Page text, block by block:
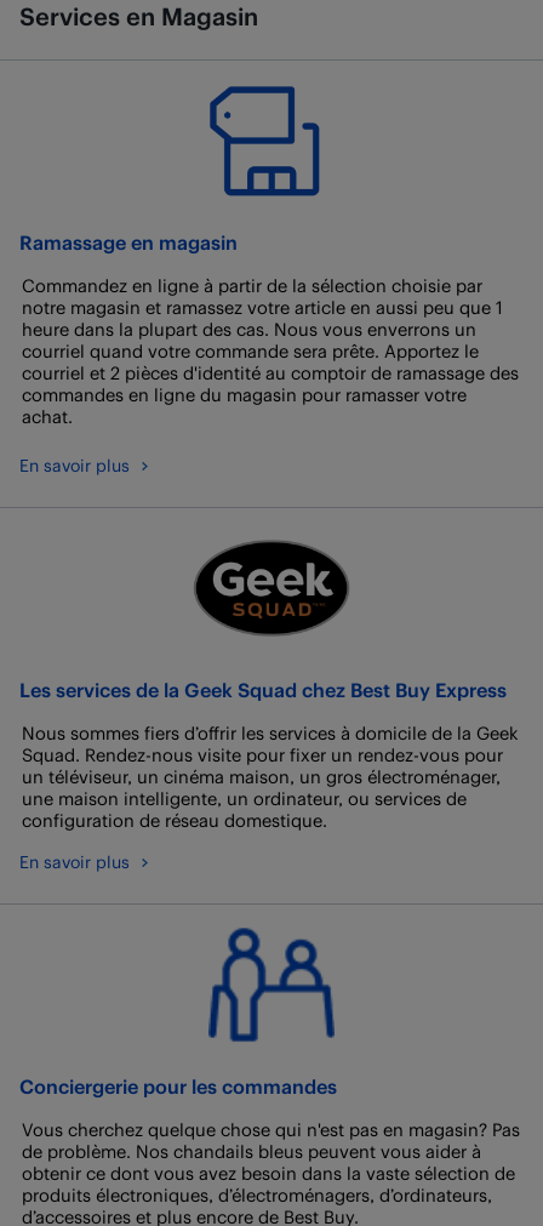
Services en Magasin
Ramassage en magasin
Commandez en ligne à partir de la sélection choisie par
notre magasin et ramassez votre article en aussi peu que 1
heure dans la plupart des cas. Nous vous enverrons un
courriel quand votre commande sera prête. Apportez le
courriel et 2 pièces d'identité au comptoir de ramassage des
commandes en ligne du magasin pour ramasser votre
achat.
En savoir plus
Les services de la Geek Squad chez Best Buy Express
Nous sommes fiers d’offrir les services à domicile de la Geek
Squad. Rendez-nous visite pour fixer un rendez-vous pour
un téléviseur, un cinéma maison, un gros électroménager,
une maison intelligente, un ordinateur, ou services de
configuration de réseau domestique.
En savoir plus
Conciergerie pour les commandes
Vous cherchez quelque chose qui n'est pas en magasin? Pas
de problème. Nos chandails bleus peuvent vous aider à
obtenir ce dont vous avez besoin dans la vaste sélection de
produits électroniques, d’électroménagers, d’ordinateurs,
d’accessoires et plus encore de Best Buy.